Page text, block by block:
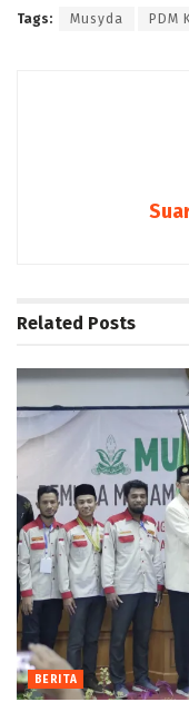
Tags: Musyda PDM
Related Posts
BERITA